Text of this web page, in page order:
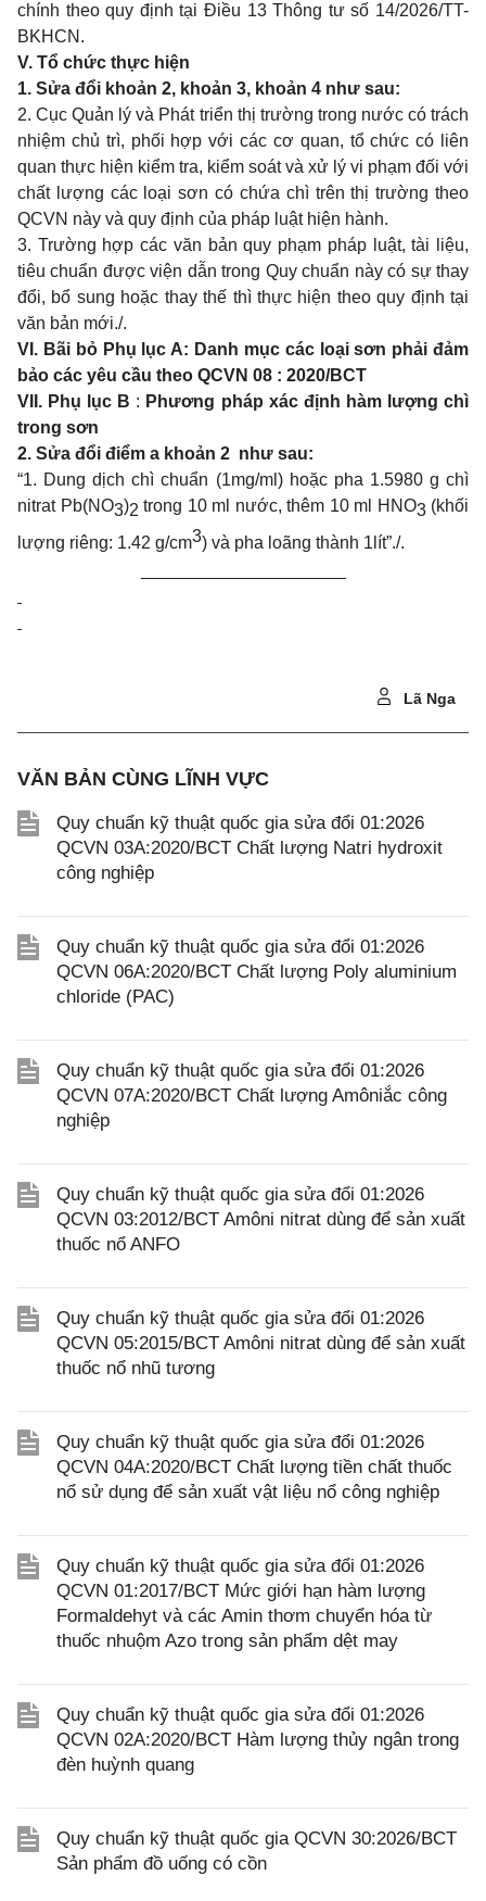
chính theo quy định tại Điều 13 Thông tư số 14/2026/TT-
BKHCN.
V. Tổ chức thực hiện
1. Sửa đổi khoản 2, khoản 3, khoản 4 như sau:
2. Cục Quản lý và Phát triển thị trường trong nước có trách
nhiệm chủ trì, phối hợp với các cơ quan, tổ chức có liên
quan thực hiện kiểm tra, kiểm soát và xử lý vi phạm đối với
chất lượng các loại sơn có chứa chì trên thị trường theo
QCVN này và quy định của pháp luật hiện hành.
3. Trường hợp các văn bản quy phạm pháp luật, tài liệu,
tiêu chuẩn được viện dẫn trong Quy chuẩn này có sự thay
đổi, bổ sung hoặc thay thế thì thực hiện theo quy định tại
văn bản mới./.
VI. Bãi bỏ Phụ lục A: Danh mục các loại sơn phải đảm
bảo các yêu cầu theo QCVN 08 : 2020/BCT
VII. Phụ lục B : Phương pháp xác định hàm lượng chì
trong sơn
2. Sửa đổi điểm a khoản 2 như sau:
“1. Dung dịch chì chuẩn (1mg/ml) hoặc pha 1.5980 g chì
nitrat Pb(NO3)2 trong 10 ml nước, thêm 10 ml HNO3 (khối
lượng riêng: 1.42 g/cm3) và pha loãng thành 1lít”./.
Lã Nga
VĂN BẢN CÙNG LĨNH VỰC
Quy chuẩn kỹ thuật quốc gia sửa đổi 01:2026
QCVN 03A:2020/BCT Chất lượng Natri hydroxit
công nghiệp
Quy chuẩn kỹ thuật quốc gia sửa đổi 01:2026
QCVN 06A:2020/BCT Chất lượng Poly aluminium
chloride (PAC)
Quy chuẩn kỹ thuật quốc gia sửa đổi 01:2026
QCVN 07A:2020/BCT Chất lượng Amôniắc công
nghiệp
Quy chuẩn kỹ thuật quốc gia sửa đổi 01:2026
QCVN 03:2012/BCT Amôni nitrat dùng để sản xuất
thuốc nổ ANFO
Quy chuẩn kỹ thuật quốc gia sửa đổi 01:2026
QCVN 05:2015/BCT Amôni nitrat dùng để sản xuất
thuốc nổ nhũ tương
Quy chuẩn kỹ thuật quốc gia sửa đổi 01:2026
QCVN 04A:2020/BCT Chất lượng tiền chất thuốc
nổ sử dụng để sản xuất vật liệu nổ công nghiệp
Quy chuẩn kỹ thuật quốc gia sửa đổi 01:2026
QCVN 01:2017/BCT Mức giới hạn hàm lượng
Formaldehyt và các Amin thơm chuyển hóa từ
thuốc nhuộm Azo trong sản phẩm dệt may
Quy chuẩn kỹ thuật quốc gia sửa đổi 01:2026
QCVN 02A:2020/BCT Hàm lượng thủy ngân trong
đèn huỳnh quang
Quy chuẩn kỹ thuật quốc gia QCVN 30:2026/BCT
Sản phẩm đồ uống có cồn